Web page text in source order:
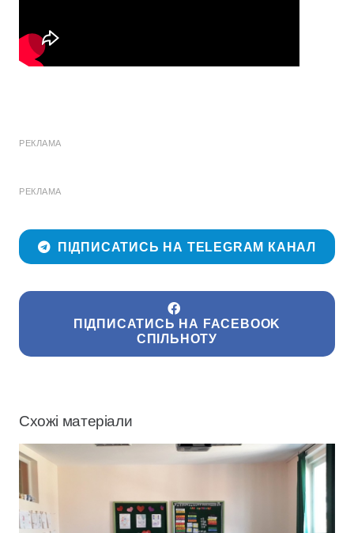
РЕКЛАМА
РЕКЛАМА
ПІДПИСАТИСЬ НА TELEGRAM КАНАЛ
ПІДПИСАТИСЬ НА FACEBOOK
СПІЛЬНОТУ
Схожі матеріали